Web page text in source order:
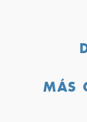
MÁS